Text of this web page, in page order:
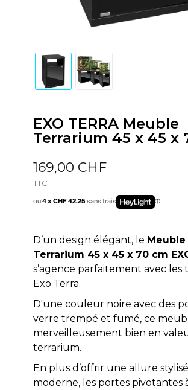
EXO TERRA Meuble
Terrarium 45 x 45 x
169,00 CHF
TTC
ou4 x CHF 42.25sans frais
D’un design élégant, le Meuble
Terrarium 45 x 45 x 70 cm
s’agence parfaitement avec les
Exo Terra.
D'une couleur noire avec des
verre trempé et fumé, ce
merveilleusement bien en
terrarium.
En plus d’offrir une allure
moderne, les portes pivotantes